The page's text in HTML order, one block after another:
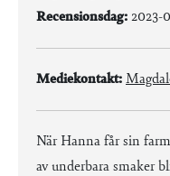
Recensionsdag: 2023-
Mediekontakt:
När Hanna får sin
av underbara smaker